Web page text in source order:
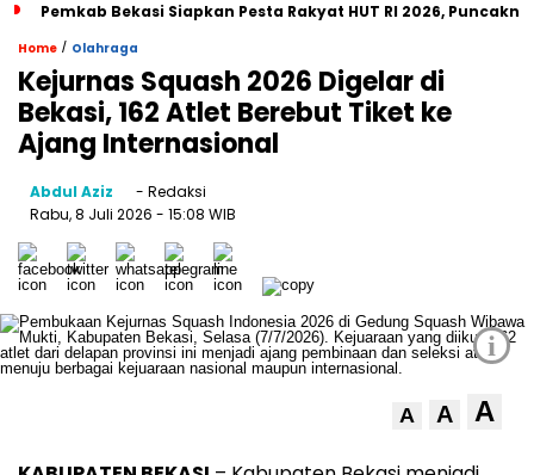
Pemkab Bekasi Siapkan Pesta Rakyat HUT RI 2026,
Home / Olahraga
Kejurnas Squash 2026 Digelar di
Bekasi, 162 Atlet Berebut Tiket ke
Ajang Internasional
Abdul Aziz
- Redaksi
Rabu, 8 Juli 2026 - 15:08 WIB
i
A A A